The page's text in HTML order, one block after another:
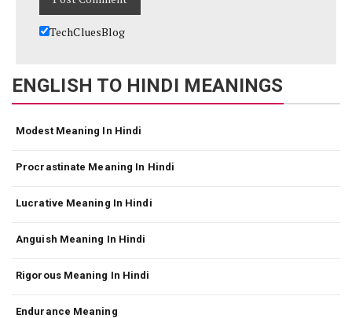
TechCluesBlog
ENGLISH TO HINDI MEANINGS
Modest Meaning In Hindi
Procrastinate Meaning In Hindi
Lucrative Meaning In Hindi
Anguish Meaning In Hindi
Rigorous Meaning In Hindi
Endurance Meaning